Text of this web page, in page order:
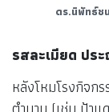
ดร.นิพัทธ์ช
รสละเมียด ปร
หลังโหมโรงกิจก